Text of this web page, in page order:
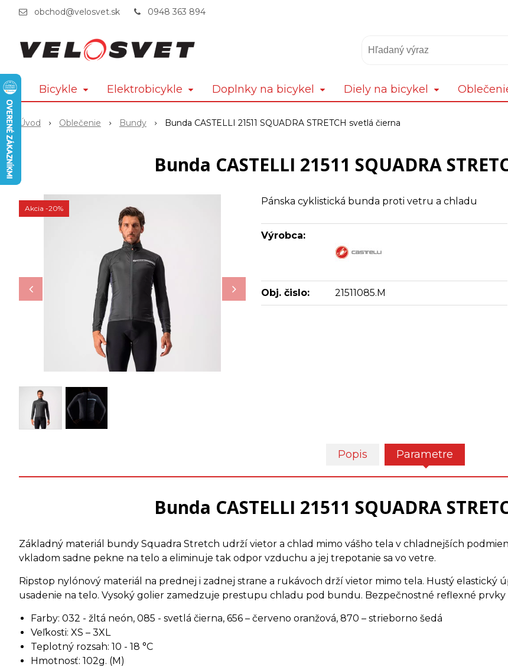
obchod@velosvet.sk 0948 363 894
Bicykle Elektrobicykle Doplnky na bicykel Diely na bicykel
Úvod Oblečenie Bundy Bunda CASTELLI 21511 SQUADRA STRETCH svetlá čierna
Bunda CASTELLI 21511 SQUADRA
Akcia -20%
Pánska cyklistická bunda proti vetru a chladu
Výrobca:
Obj. čislo: 21511085.M
Popis Parametre
Bunda CASTELLI 21511 SQUADRA
Základný materiál bundy Squadra Stretch udrží vietor a chlad mimo vášho tela v chladnejších
vkladom sadne pekne na telo a eliminuje tak odpor vzduchu a jej trepotanie sa vo vetre.
Ripstop nylónový materiál na prednej i zadnej strane a rukávoch drží vietor mimo tela. Hustý elastický
usadenie na telo. Vysoký golier zamedzuje prestupu chladu pod bundu. Bezpečnostné reflexné prvky
Farby: 032 - žltá neón, 085 - svetlá čierna, 656 – červeno oranžová, 870 – strieborno šedá
Veľkosti: XS – 3XL
Teplotný rozsah: 10 - 18 °C
Hmotnosť: 102g. (M)